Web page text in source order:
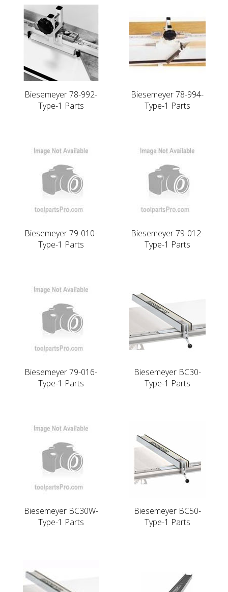
Biesemeyer 78-992-
Type-1 Parts
Biesemeyer 78-994-
Type-1 Parts
Biesemeyer 79-010-
Type-1 Parts
Biesemeyer 79-012-
Type-1 Parts
Biesemeyer 79-016-
Type-1 Parts
Biesemeyer BC30-
Type-1 Parts
Biesemeyer BC30W-
Type-1 Parts
Biesemeyer BC50-
Type-1 Parts